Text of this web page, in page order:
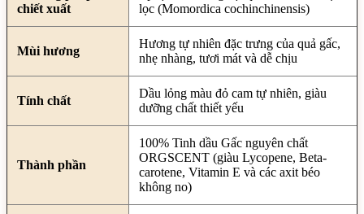
chiết xuất
lọc (Momordica cochinchinensis)
Mùi hương
Hương tự nhiên đặc trưng của quả gấc,
nhẹ nhàng, tươi mát và dễ chịu
Tính chất
Dầu lỏng màu đỏ cam tự nhiên, giàu
dưỡng chất thiết yếu
Thành phần
100% Tinh dầu Gấc nguyên chất
ORGSCENT (giàu Lycopene, Beta-
carotene, Vitamin E và các axit béo
không no)